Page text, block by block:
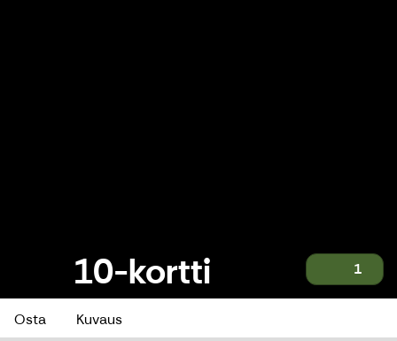
10-kortti 1
10-kortti
Osta Kuvaus